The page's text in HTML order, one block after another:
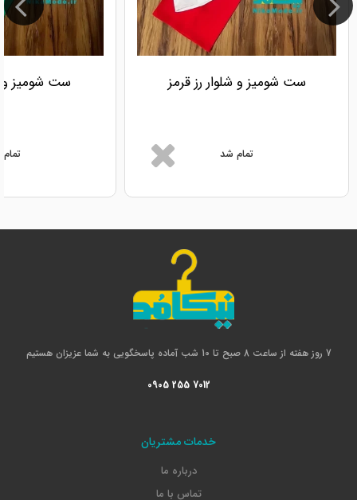
ست شومیز و شلوار رز قرمز
تمام شد
ست شومیز و
7 روز هفته از ساعت 8 صبح تا 10 شب آماده پاسخگویی به شما عزیزان هستیم
0905 255 7012
خدمات مشتریان
درباره ما
تماس با ما